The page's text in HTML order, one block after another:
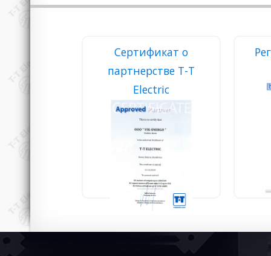
Сертификат о
партнерстве T-T
Electric